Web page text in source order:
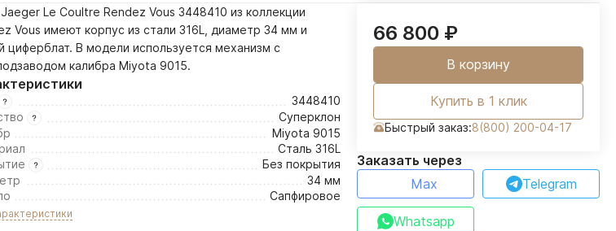
Le Coultre Rendez Vous 3448410 из коллекции
Vous имеют корпус из стали 316L, диаметр 34 мм и
циферблат. В модели используется механизм с
калибра Miyota 9015.
3448410
Суперклон
Miyota 9015
Сталь 316L
Без покрытия
34 мм
Сапфировое
66 800 ₽
В корзину
Купить в 1 клик
Быстрый заказ:8(800) 200-04-17
Заказать через
Max
Telegram
Whatsapp